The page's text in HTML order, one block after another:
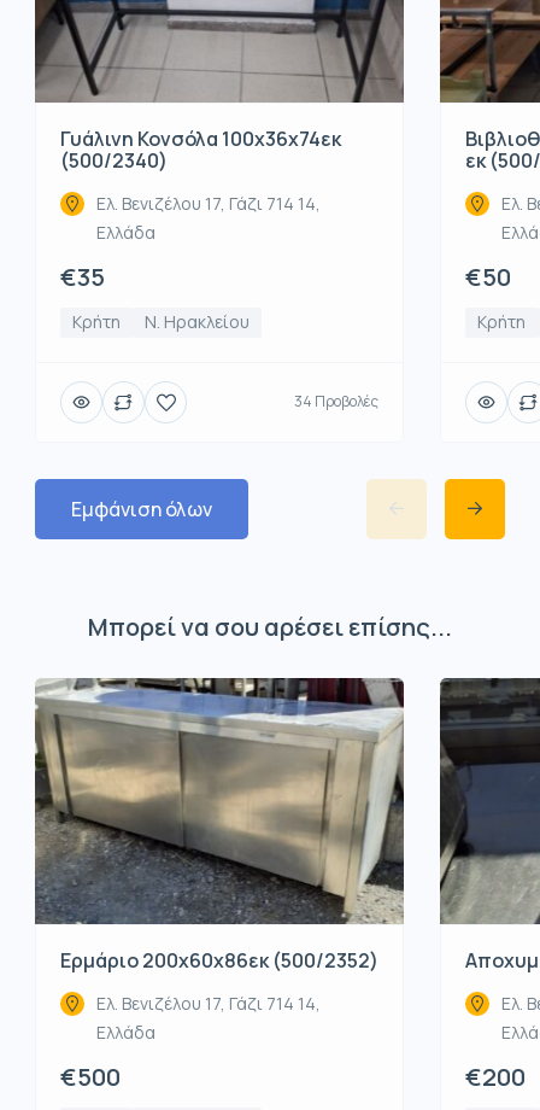
Γυάλινη Κονσόλα 100x36x74εκ
(500/2340)
Ελ. Βενιζέλου 17, Γάζι 714 14,
Ελλάδα
€35
Κρήτη Ν. Ηρακλείου
34 Προβολές
εκ
Ελ.
€50
Κρήτη
Εμφάνιση όλων
Μπορεί να σου αρέσει επίσης...
Ερμάριο 200x60x86εκ (500/2352)
Ελ. Βενιζέλου 17, Γάζι 714 14,
Ελλάδα
€500
Ελ.
€200